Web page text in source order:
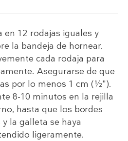
en 12 rodajas iguales y
la bandeja de hornear.
cada rodaja para
Asegurarse de que
por lo menos 1 cm (½").
8-10 minutos en la rejilla
hasta que los bordes
la galleta se haya
ligeramente.